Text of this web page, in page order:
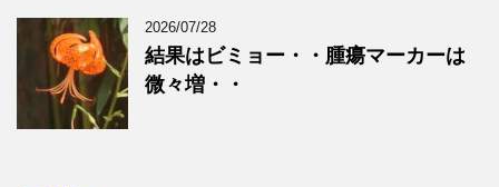
2026/07/28
結果はビミョー・・腫瘍マーカーは
微々増・・